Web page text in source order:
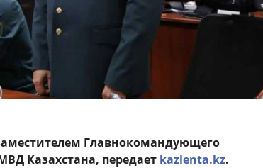
Главнокомандующего
Казахстана, передает kazlenta.kz.